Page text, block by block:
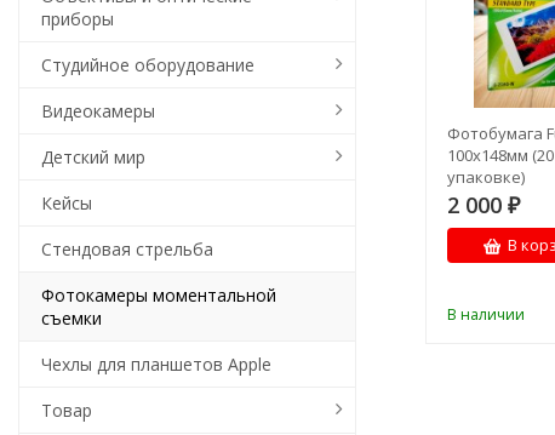
Фотобумага
100x148мм
упаковке)
2 000 ₽
В
В наличии
приборы
Студийное оборудование
Видеокамеры
Детский мир
Кейсы
Стендовая стрельба
Фотокамеры моментальной
съемки
Чехлы для планшетов Apple
Товар